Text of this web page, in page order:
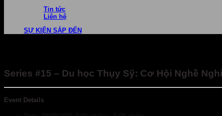
Tin tức
Liên hệ
SỰ KIỆN SẮP ĐẾN
Series #15 – Du học Thụy Sỹ: Cơ Hội Nghề
Event Details